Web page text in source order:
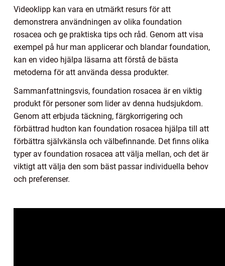
Videoklipp kan vara en utmärkt resurs för att
demonstrera användningen av olika foundation
rosacea och ge praktiska tips och råd. Genom att visa
exempel på hur man applicerar och blandar foundation,
kan en video hjälpa läsarna att förstå de bästa
metoderna för att använda dessa produkter.
Sammanfattningsvis, foundation rosacea är en viktig
produkt för personer som lider av denna hudsjukdom.
Genom att erbjuda täckning, färgkorrigering och
förbättrad hudton kan foundation rosacea hjälpa till att
förbättra självkänsla och välbefinnande. Det finns olika
typer av foundation rosacea att välja mellan, och det är
viktigt att välja den som bäst passar individuella behov
och preferenser.